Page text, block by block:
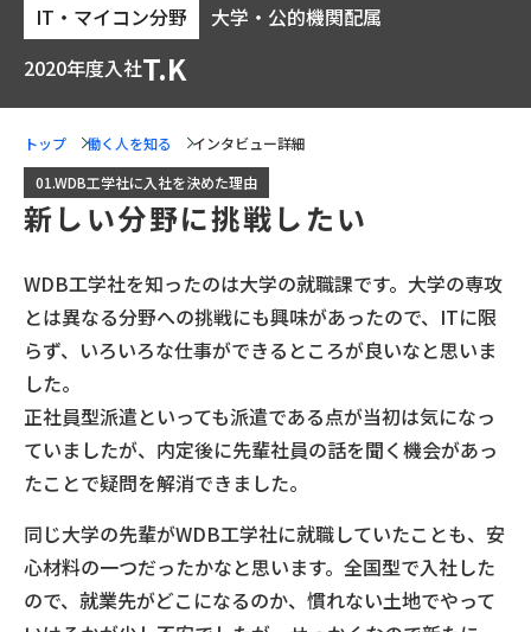
トップ 働く人を知る インタビュー詳細
IT・マイコン分野
大学・公的機関配属
2020年度入社T.K
01.WDB工学社に入社を決めた理由
新しい分野に挑戦したい
WDB工学社を知ったのは大学の就職課です。大学の専攻
とは異なる分野への挑戦にも興味があったので、ITに限
らず、いろいろな仕事ができるところが良いなと思いま
した。
正社員型派遣といっても派遣である点が当初は気になっ
ていましたが、内定後に先輩社員の話を聞く機会があっ
たことで疑問を解消できました。
同じ大学の先輩がWDB工学社に就職していたことも、安
心材料の一つだったかなと思います。全国型で入社した
ので、就業先がどこになるのか、慣れない土地でやって